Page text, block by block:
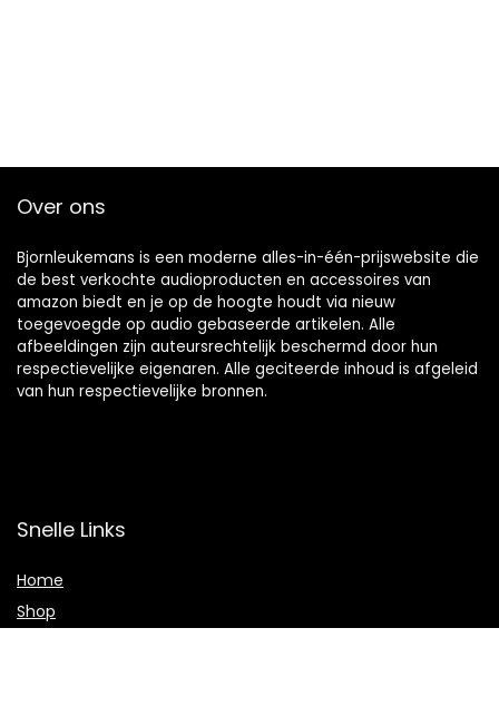
Over ons
Bjornleukemans is een moderne alles-in-één-prijswebsite die
de best verkochte audioproducten en accessoires van
amazon biedt en je op de hoogte houdt via nieuw
toegevoegde op audio gebaseerde artikelen. Alle
afbeeldingen zijn auteursrechtelijk beschermd door hun
respectievelijke eigenaren. Alle geciteerde inhoud is afgeleid
van hun respectievelijke bronnen.
Snelle Links
Home
Shop